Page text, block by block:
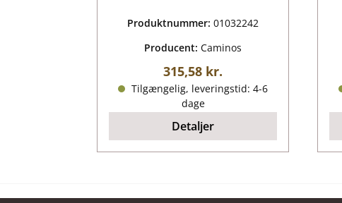
Produktnummer:01032242
Producent:Caminos
Almindelig pris:
315,58 kr.
Tilgængelig, leveringstid: 4-6
dage
Detaljer